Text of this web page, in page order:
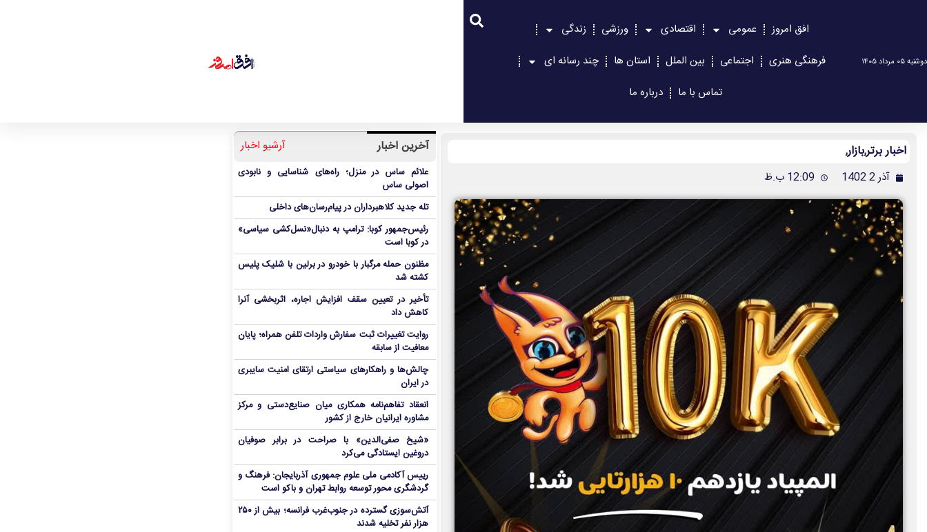
دوشنبه ۰۵ مرداد ۱۴۰۵
افق امروز عمومی اقتصادی ورزشی
زندگی
فرهنگی هنری
اجتماعی بین الملل استان ها
چند رسانه ای
تماس با ما
درباره ما
اخبار برتر,بازار,
آذر 2 1402 12:09 ب.ظ
آخرین اخبار آرشیو اخبار
علائم ساس در منزل؛ راه‌های شناسایی و نابودی
اصولی ساس
تله جدید کلاهبرداران در پیام‌رسان‌های داخلی
رئیس‌جمهور کوبا: ترامپ به دنبال«نسل‌کشی سیاسی»
در کوبا است
مظنون حمله مرگبار با خودرو در برلین با شلیک پلیس
کشته شد
تأخیر در تعیین سقف افزایش اجاره، اثربخشی آنرا
کاهش داد
روایت تغییرات ثبت سفارش واردات تلفن همراه؛ پایان
معافیت از سابقه
چالش‌ها و راهکارهای سیاستی ارتقای امنیت سایبری
در ایران
انعقاد تفاهم‌نامه همکاری میان صنایع‌دستی و مرکز
مشاوره ایرانیان خارج از کشور
«شیخ صفی‌الدین» با صراحت در برابر صوفیان
دروغین ایستادگی می‌کرد
رییس آکادمی ملی علوم جمهوری آذربایجان: فرهنگ و
گردشگری محور توسعه روابط تهران و باکو است
آتش‌سوزی گسترده در جنوب‌غرب فرانسه؛ بیش از ۲۵۰
هزار نفر تخلیه شدند